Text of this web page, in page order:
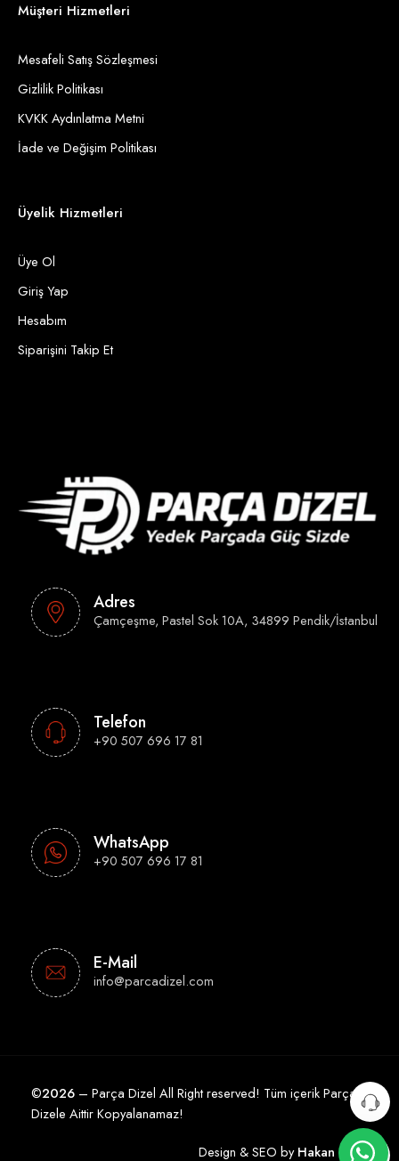
Müşteri Hizmetleri
Mesafeli Satış Sözleşmesi
Gizlilik Politikası
KVKK Aydınlatma Metni
İade ve Değişim Politikası
Üyelik Hizmetleri
Üye Ol
Giriş Yap
Hesabım
Siparişini Takip Et
Adres
Çamçeşme, Pastel Sok 10A, 34899 Pendik/İstanbul
Telefon
+90 507 696 17 81
WhatsApp
+90 507 696 17 81
E-Mail
info@parcadizel.com
©2026 – Parça Dizel All Right reserved! Tüm içerik Parça
Dizele Aittir Kopyalanamaz!
Design & SEO byHakan Çelik